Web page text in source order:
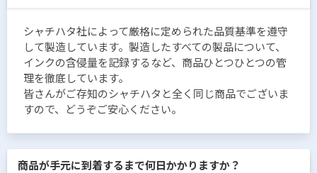
シャチハタ社によって厳格に定められた品質基準を遵守
して製造しています。製造したすべての製品について、
インクの含侵量を記録するなど、商品ひとつひとつの管
理を徹底しています。
皆さんがご存知のシャチハタと全く同じ商品でございま
すので、どうぞご安心ください。
商品が手元に到着するまで何日かかりますか？